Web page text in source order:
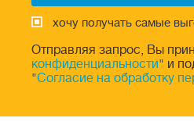
хочу получать самые
Отправляя запрос, Вы
конфиденциальности" и
"Согласие на обработку